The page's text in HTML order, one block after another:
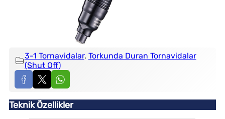
3-1 Tornavidalar, Torkunda Duran Tornavidalar
(Shut Off)
Teknik Özellikler